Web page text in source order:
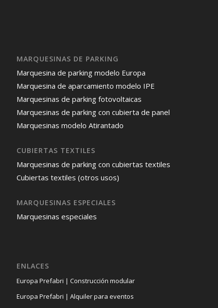
MARQUESINAS DE PARKING
Marquesina de parking modelo Europa
Marquesina de aparcamiento modelo IPE
Marquesinas de parking fotovoltaicas
Marquesinas de parking con cubierta de panel
Marquesinas modelo Atirantado
CUBIERTAS TEXTILES
Marquesinas de parking con cubiertas textiles
Cubiertas textiles (otros usos)
MARQUESINAS ESPECIALES
Marquesinas especiales
ENLACES
Europa Prefabri | Construcción modular
Europa Prefabri | Alquiler para eventos